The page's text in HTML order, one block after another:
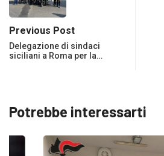
Previous Post
Delegazione di sindaci
siciliani a Roma per la…
Potrebbe interessarti